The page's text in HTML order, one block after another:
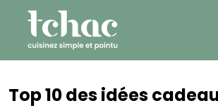
content
Top 10 des idées